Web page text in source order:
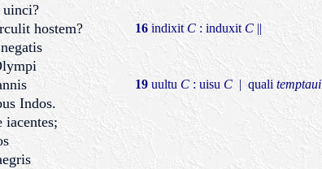
uinci?
hostem?
16 indixit C : induxit C ||
19 uultu C : uisu C | quali temptaui
Indos.
iacentes;